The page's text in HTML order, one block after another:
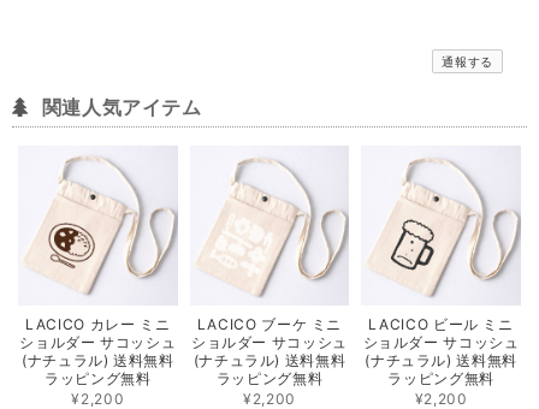
通報する
関連人気アイテム
LACICO カレー ミニ
ショルダー サコッシュ
(ナチュラル) 送料無料
ラッピング無料
¥2,200
LACICO ブーケ ミニ
ショルダー サコッシュ
(ナチュラル) 送料無料
ラッピング無料
¥2,200
LACICO ビール ミニ
ショルダー サコッシュ
(ナチュラル) 送料無料
ラッピング無料
¥2,200